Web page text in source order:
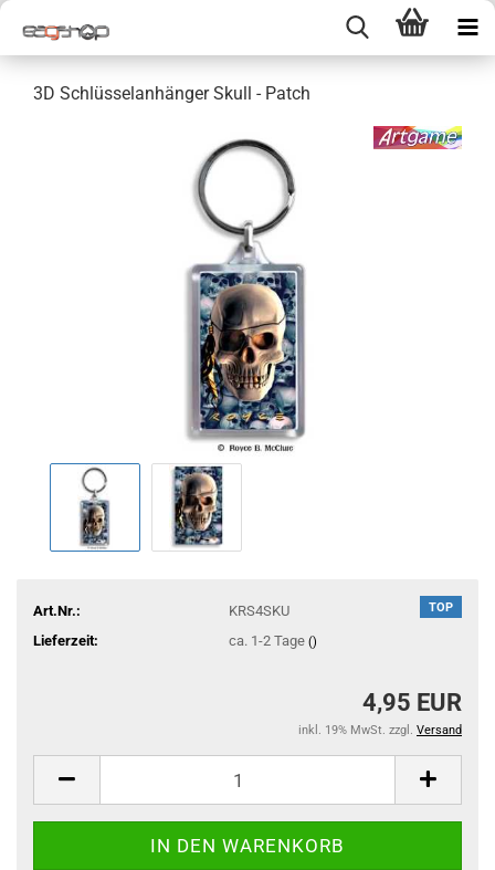
3D Schlüsselanhänger Skull - Patch
TOP
Art.Nr.:
KRS4SKU
Lieferzeit:
ca. 1-2 Tage ()
4,95 EUR
inkl. 19% MwSt. zzgl. Versand